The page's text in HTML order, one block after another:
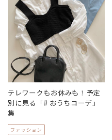
テレワークもお休みも！予定
別に見る「# おうちコーデ」
集
ファッション